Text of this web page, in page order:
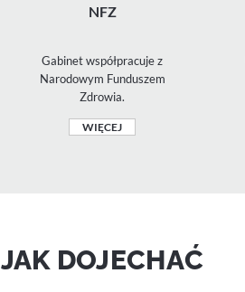
NFZ
Gabinet współpracuje z
Narodowym Funduszem
Zdrowia.
WIĘCEJ
JAK DOJECHAĆ